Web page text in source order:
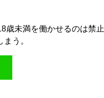
歳未満を働かせるのは禁止
う。